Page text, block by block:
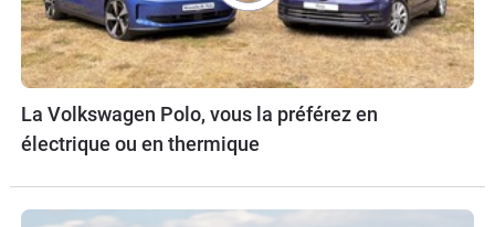
La Volkswagen Polo, vous la préférez en
électrique ou en thermique